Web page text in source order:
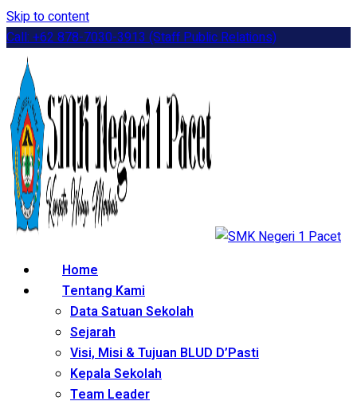
Skip to content
Call: +62 878-7030-3913 (Staff Public Relations)
Home
Tentang Kami
Data Satuan Sekolah
Sejarah
Visi, Misi & Tujuan BLUD D’Pasti
Kepala Sekolah
Team Leader